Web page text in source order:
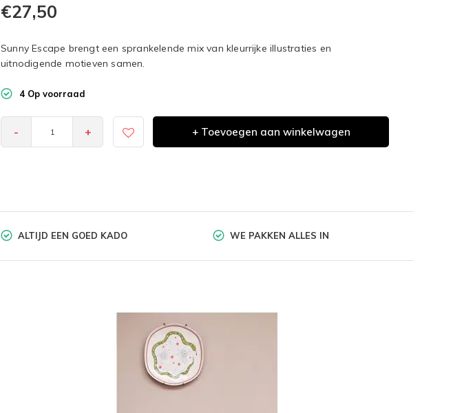
€27,50
Sunny Escape brengt een sprankelende mix van kleurrijke illustraties en
uitnodigende motieven samen.
4 Op voorraad
- + + Toevoegen aan winkelwagen
ALTIJD EEN GOED KADO WE PAKKEN ALLES IN